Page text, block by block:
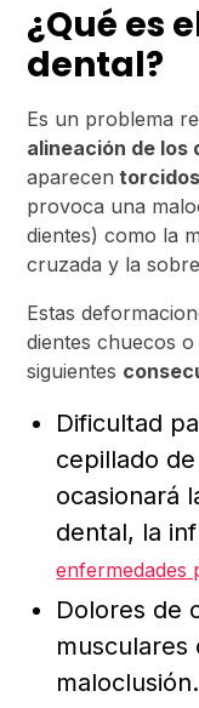
¿Qué es
dental?
Es un problema
alineación de
aparecen
provoca una
dientes) como la
cruzada y la
Estas
dientes chuecos
siguientes
Dificultad
cepillado
ocasionará
dental, la
enfermedades
Dolores de
musculares
maloclusión.